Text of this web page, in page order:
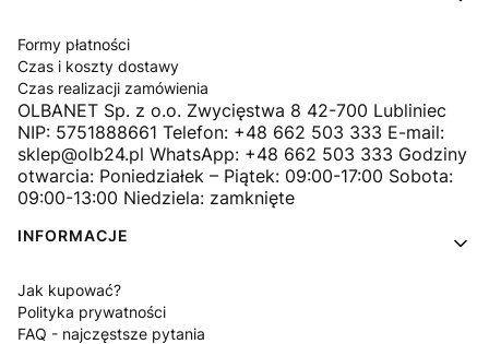
Formy płatności
Czas i koszty dostawy
Czas realizacji zamówienia
OLBANET Sp. z o.o. Zwycięstwa 8 42-700 Lubliniec
NIP: 5751888661 Telefon: +48 662 503 333 E-mail:
sklep@olb24.pl WhatsApp: +48 662 503 333 Godziny
otwarcia: Poniedziałek – Piątek: 09:00-17:00 Sobota:
09:00-13:00 Niedziela: zamknięte
INFORMACJE
Jak kupować?
Polityka prywatności
FAQ - najczęstsze pytania